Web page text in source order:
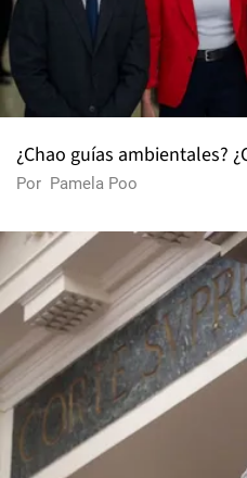
¿Chao guías ambientales?
Por Pamela Poo